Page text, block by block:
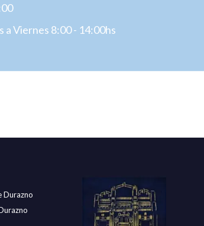
a Viernes 8:00 - 14:00hs
Durazno